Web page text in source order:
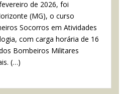
de 2026, foi
(MG), o curso
Socorros em Atividades
com carga horária de 16
Bombeiros Militares
(…)